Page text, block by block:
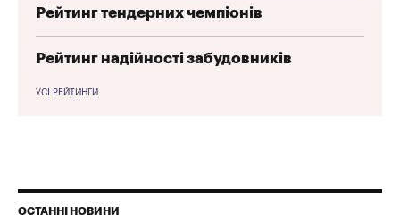
Рейтинг тендерних чемпіонів
Рейтинг надійності забудовників
УСІ РЕЙТИНГИ
ОСТАННІ НОВИНИ